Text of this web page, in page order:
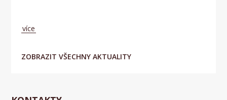
ZOBRAZIT VŠECHNY AKTUALITY
více